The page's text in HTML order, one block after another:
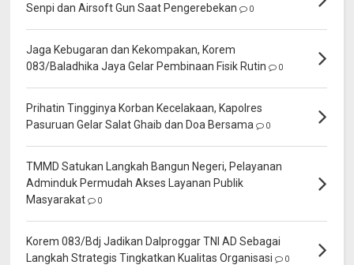
Senpi dan Airsoft Gun Saat Pengerebekan
0
Jaga Kebugaran dan Kekompakan, Korem
083/Baladhika Jaya Gelar Pembinaan Fisik Rutin
0
Prihatin Tingginya Korban Kecelakaan, Kapolres
Pasuruan Gelar Salat Ghaib dan Doa Bersama
0
TMMD Satukan Langkah Bangun Negeri, Pelayanan
Adminduk Permudah Akses Layanan Publik
Masyarakat
0
Korem 083/Bdj Jadikan Dalproggar TNI AD Sebagai
Langkah Strategis Tingkatkan Kualitas Organisasi
0